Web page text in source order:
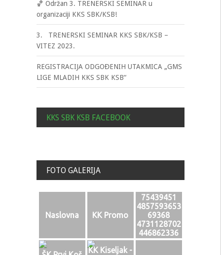
🏀 Održan 3. TRENERSKI SEMINAR u
organizaciji KKS SBK/KSB!
3. TRENERSKI SEMINAR KKS SBK/KSB –
VITEZ 2023.
REGISTRACIJA ODGOĐENIH UTAKMICA „GMS
LIGE MLADIH KKS SBK KSB“
KKS SBK KSB FACEBOOK
FOTO GALERIJA
Naslovna KK Promo
75439451
4857593653
69368
4731128702
446862336
o
KK Kiseljak -